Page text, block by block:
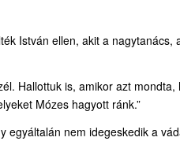
István ellen, akit a nagytanács,
Hallottuk is, amikor azt
Mózes hagyott ránk.”
nem idegeskedik a